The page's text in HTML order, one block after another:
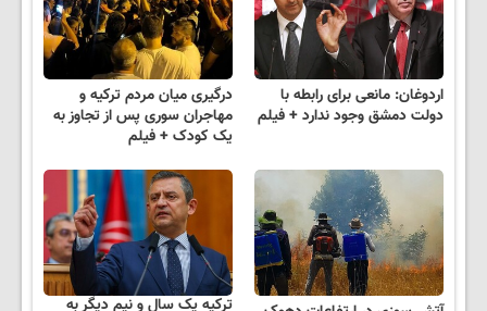
اردوغان: مانعی برای رابطه با
دولت دمشق وجود ندارد + فیلم
درگیری میان مردم ترکیه و
مهاجران سوری پس از تجاوز به
یک کودک + فیلم
ترکیه یک سال و نیم دیگر به